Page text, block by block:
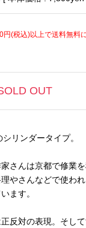
(税込)以上で送料無料
OUT
リンダータイプ。
さんは京都で修業
やさんなどで使わ
ます。
反対の表現。そし